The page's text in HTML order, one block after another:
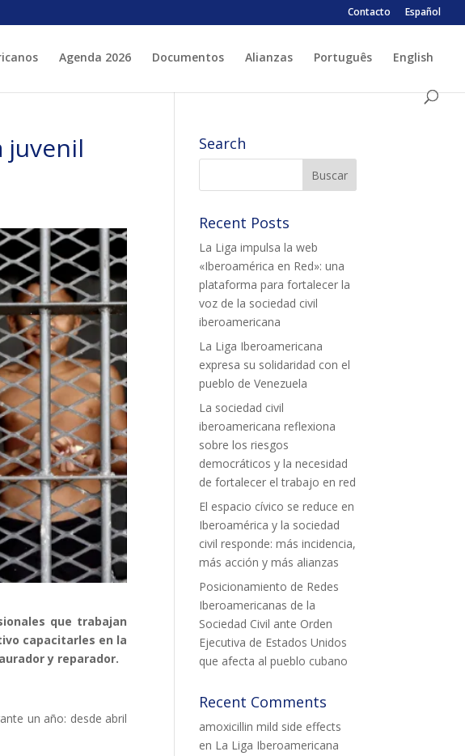
Contacto Español
Agenda 2026 Documentos Alianzas Português English
juvenil
que trabajan
capacitarles en la
y reparador.
un año: desde abril
Search
Recent Posts
La Liga impulsa la web
«Iberoamérica en Red»: una
plataforma para fortalecer la
voz de la sociedad civil
iberoamericana
La Liga Iberoamericana
expresa su solidaridad con el
pueblo de Venezuela
La sociedad civil
iberoamericana reflexiona
sobre los riesgos
democráticos y la necesidad
de fortalecer el trabajo en red
El espacio cívico se reduce en
Iberoamérica y la sociedad
civil responde: más incidencia,
más acción y más alianzas
Posicionamiento de Redes
Iberoamericanas de la
Sociedad Civil ante Orden
Ejecutiva de Estados Unidos
que afecta al pueblo cubano
Recent Comments
amoxicillin mild side effects
en La Liga Iberoamericana
CENTRE ESPLAI FORMACIÓ
SUPORT TERCER SECTOR
COL·LABORA
Fes voluntariat
Treballa amb nosaltres